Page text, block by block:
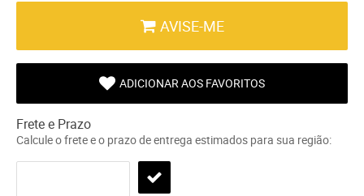
AVISE-ME
ADICIONAR AOS FAVORITOS
Frete e Prazo
Calcule o frete e o prazo de entrega estimados para sua região: